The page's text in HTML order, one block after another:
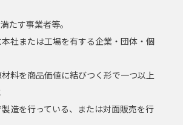
たす事業者等。
本社または工場を有する企業・団体・個
材料を商品価値に結びつく形で一つ以上
製造を行っている、または対面販売を行